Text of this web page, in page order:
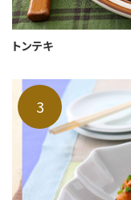
トンテキ